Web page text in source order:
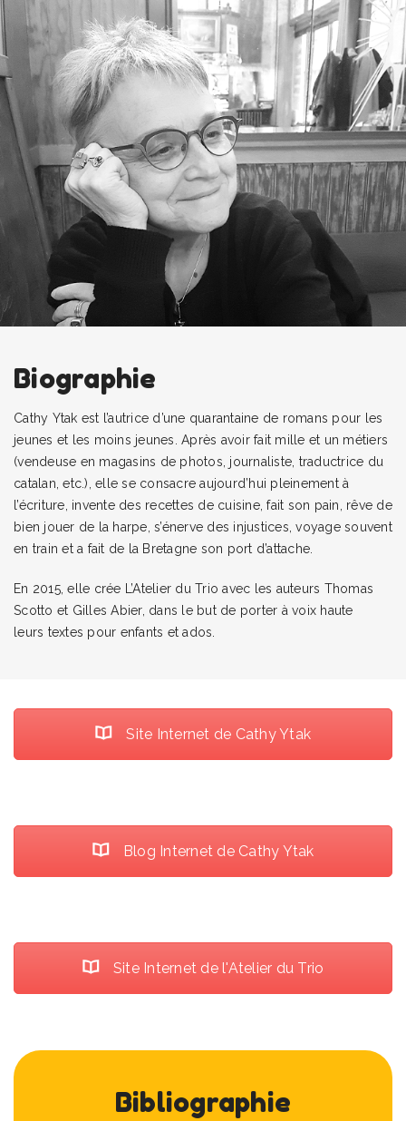
Biographie
Cathy Ytak est l’autrice d’une quarantaine de romans pour les
jeunes et les moins jeunes. Après avoir fait mille et un métiers
(vendeuse en magasins de photos, journaliste, traductrice du
catalan, etc.), elle se consacre aujourd’hui pleinement à
l’écriture, invente des recettes de cuisine, fait son pain, rêve de
bien jouer de la harpe, s’énerve des injustices, voyage souvent
en train et a fait de la Bretagne son port d’attache.
En 2015, elle crée L’Atelier du Trio avec les auteurs Thomas
Scotto et Gilles Abier, dans le but de porter à voix haute
leurs textes pour enfants et ados.
Site Internet de Cathy Ytak
Blog Internet de Cathy Ytak
Site Internet de l'Atelier du Trio
Bibliographie